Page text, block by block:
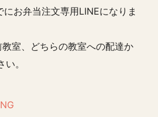
お弁当注文専用LINEになりま
室、どちらの教室への配達か
。